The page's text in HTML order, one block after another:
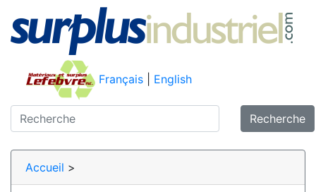
Français English
Recherche
Accueil >